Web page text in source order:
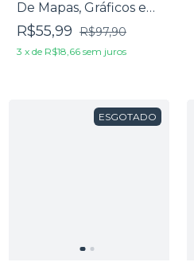
De Mapas, Gráficos e
Cronologia - John A.
Beck
R$55,99 R$97,90
3 x de R$18,66 sem juros
ESGOTADO